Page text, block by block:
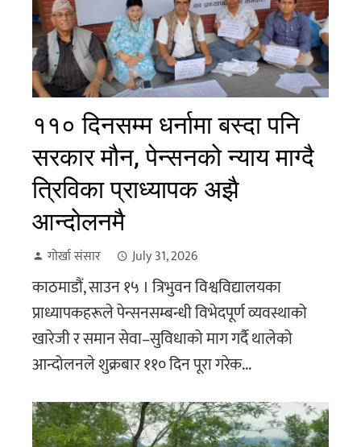
११० दिनसम्म धर्नामा बस्दा पनि
सरकार मौन, पेन्सनको न्याय माग्दै
त्रिविका प्राध्यापक अझै
आन्दोलनमै
गोर्खा संसार July 31, 2026
काठमाडौं, साउन १५ । त्रिभुवन विश्वविद्यालयका
प्राध्यापकहरूले पेन्सनसम्बन्धी विभेदपूर्ण व्यवस्थाको
खारेजी र समान सेवा–सुविधाको माग गर्दै थालेको
आन्दोलनले शुक्रबार ११० दिन पूरा गरेक...